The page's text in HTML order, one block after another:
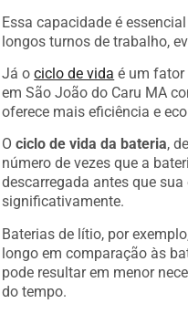
Essa capacidade é
longos turnos de trabalho,
Já ociclo de vida é um fator
em São João do Caru MA
oferece mais eficiência e
Ociclo de vida da bateria,
número de vezes que a
descarregada antes que
significativamente.
Baterias de lítio, por
longo em comparação às
pode resultar em menor
do tempo.